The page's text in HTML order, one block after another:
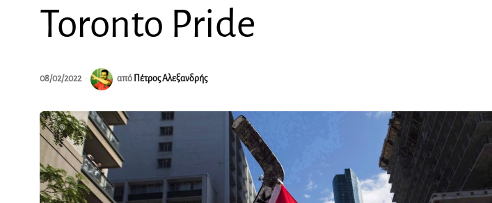
Toronto Pride
08/02/2022 από Πέτρος Αλεξανδρής